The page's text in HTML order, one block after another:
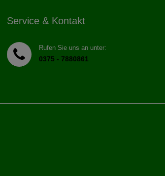
Service & Kontakt
Rufen Sie uns an unter:
0375 - 7880861